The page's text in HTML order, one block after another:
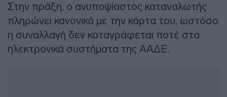
Στην πράξη, ο ανυποψίαστος καταναλωτής
πληρώνει κανονικά με την κάρτα του, ωστόσο
η συναλλαγή δεν καταγράφεται ποτέ στα
ηλεκτρονικά συστήματα της ΑΑΔΕ.